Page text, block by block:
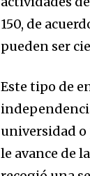
150, de
pueden ser
Este tipo de
universidad o
le avance de